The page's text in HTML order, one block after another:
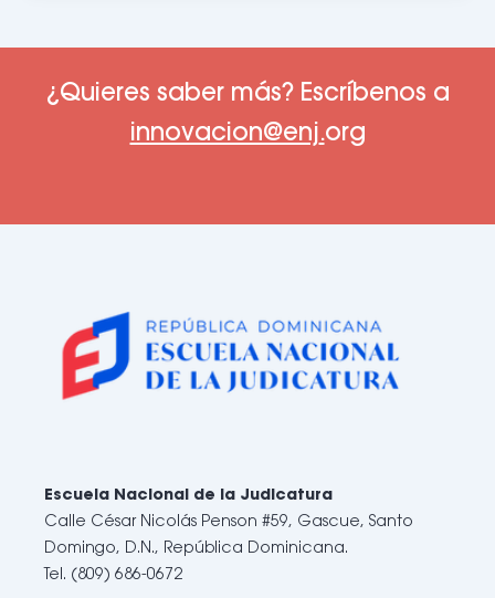
¿Quieres saber más? Escríbenos a
innovacion@enj .org
Escuela Nacional de la Judicatura
Calle César Nicolás Penson #59, Gascue, Santo
Domingo, D.N., República Dominicana.
Tel. (809) 686-0672